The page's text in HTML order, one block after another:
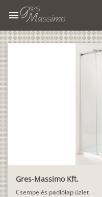
menu
Gres-Massimo Kft.
Csempe és padlólap üzlet